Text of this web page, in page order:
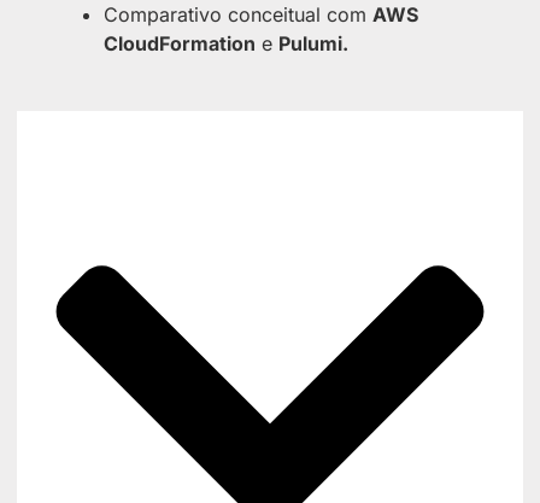
Comparativo conceitual com AWS
CloudFormation e Pulumi.